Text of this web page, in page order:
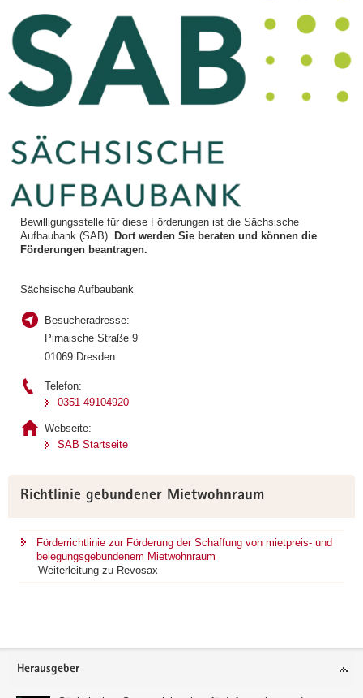
Bewilligungsstelle für diese Förderungen ist die Sächsische
Aufbaubank (SAB).
Dort werden Sie beraten und können die
Förderungen beantragen.
Sächsische Aufbaubank
Besucheradresse:
Pirnaische Straße 9
01069 Dresden
Telefon:
0351 49104920
Webseite:
SAB Startseite
Richtlinie gebundener Mietwohnraum
Förderrichtlinie zur Förderung der Schaffung von mietpreis- und
belegungsgebundenem Mietwohnraum
Weiterleitung zu Revosax
Footer-
Herausgeber